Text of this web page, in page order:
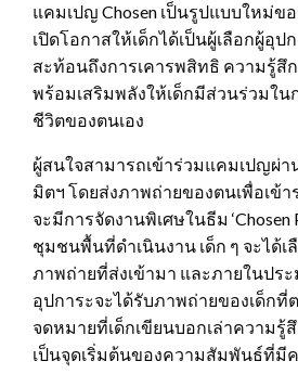
แคมเปญ Chosen เป็นรูปแบบใหม่ข
เปิดโอกาสให้เด็กได้เป็นผู้เลือกผู้อุป
สะท้อนถึงการเคารพสิทธิ ความรู้สึ
พร้อมเสริมพลังให้เด็กมีส่วนร่วมใน
ชีวิตของตนเอง
ผู้สนใจสามารถเข้าร่วมแคมเปญผ่
มิตฯ โดยส่งภาพถ่ายของตนเพื่อเข้
จะมีการจัดงานพิเศษในธีม ‘Chosen
ชุมชนพื้นที่ดำเนินงาน เด็ก ๆ จะได้เ
ภาพถ่ายที่ส่งเข้ามา และภายในปร
อุปการะจะได้รับภาพถ่ายของเด็กที่
จดหมายที่เด็กเขียนบอกเล่าความรู้
เป็นจุดเริ่มต้นของความสัมพันธ์ที่มี